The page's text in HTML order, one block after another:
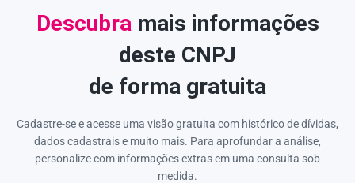
Descubra mais informações
deste CNPJ
de forma gratuita
Cadastre-se e acesse uma visão gratuita com histórico de dívidas,
dados cadastrais e muito mais. Para aprofundar a análise,
personalize com informações extras em uma consulta sob
medida.